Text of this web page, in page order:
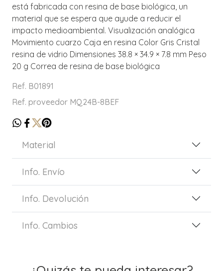
está fabricada con resina de base biológica, un
material que se espera que ayude a reducir el
impacto medioambiental. Visualización analógica
Movimiento cuarzo Caja en resina Color Gris Cristal
resina de vidrio Dimensiones 38.8 × 34.9 × 7.8 mm Peso
20 g Correa de resina de base biológica
Ref. B01891
Ref. proveedor MQ24B-8BEF
Material
Info. Envío
Info. Devolución
Info. Cambios